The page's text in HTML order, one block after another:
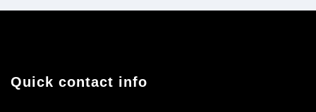
Quick contact info